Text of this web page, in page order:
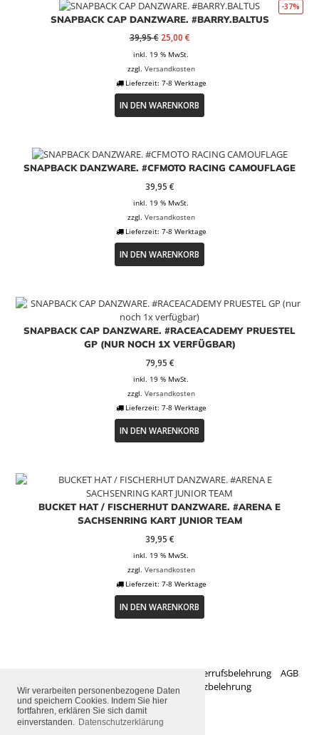
Wir verarbeiten personenbezogene Daten
und speichern Cookies. Indem Sie hier
fortfahren, erklären Sie sich damit
einverstanden. Datenschutzerklärung
-37%
SNAPBACK CAP DANZWARE. #BARRY.BALTUS
39,95€ Ursprünglicher
Preis
25,00 €Aktueller
inkl. 19 % MwSt.
zzgl. Versandkosten
Lieferzeit: 7-8 Werktage
IN DEN WARENKORB
SNAPBACK DANZWARE. #CFMOTO RACING CAMOUFLAGE
39,95 €
inkl. 19 % MwSt.
zzgl. Versandkosten
Lieferzeit: 7-8 Werktage
IN DEN WARENKORB
SNAPBACK CAP DANZWARE. #RACEACADEMY PRUESTEL
GP (NUR NOCH 1X VERFÜGBAR)
79,95 €
inkl. 19 % MwSt.
zzgl. Versandkosten
Lieferzeit: 7-8 Werktage
IN DEN WARENKORB
BUCKET HAT / FISCHERHUT DANZWARE. #ARENA E
SACHSENRING KART JUNIOR TEAM
39,95 €
inkl. 19 % MwSt.
zzgl. Versandkosten
Lieferzeit: 7-8 Werktage
IN DEN WARENKORB
Widerrufsbelehrung
AGB
Impressum
Datenschutzbelehrung
2026 © danzware